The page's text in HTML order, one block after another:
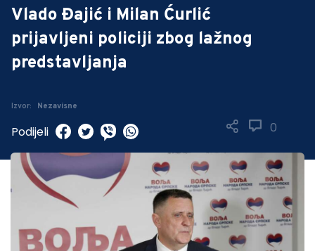
Vlado Đajić i Milan Ćurlić
prijavljeni policiji zbog lažnog
predstavljanja
Izvor: Nezavisne
0
Podijeli